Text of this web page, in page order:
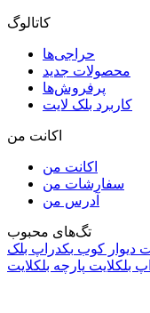
کاتالوگ
حراجی‌ها
محصولات جدید
پرفروش‌ها
کاربرد بلک لایت
اکانت من
اکانت من
سفارشات من
آدرس من
تگ‌های محبوب
دیوار کوب بکدراپ بلک
بلکلایت پارچه بلکلایت